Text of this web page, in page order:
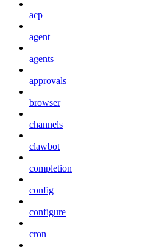
acp
agent
agents
approvals
browser
channels
clawbot
completion
config
configure
cron